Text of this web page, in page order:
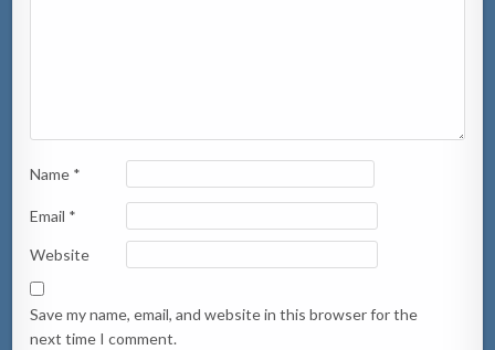
Name *
Email *
Website
Save my name, email, and website in this browser for the
next time I comment.